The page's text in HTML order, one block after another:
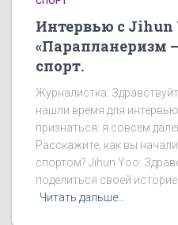
Интервью с Jihun
«Парапланеризм
спорт.
Журналистка:
нашли время для
признаться: я совсем
Расскажите, как вы
спортом? Jihun Yoo:
поделиться своей
Читать дальше…